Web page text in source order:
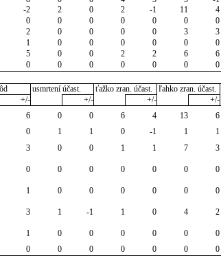
-2 2 0 2 -1 11 4
0 0 0 0 0 0 0
2 0 0 0 0 3 3
1 0 0 0 0 0 0
5 0 0 2 2 6 6
0 0 0 0 0 0 0
usmrtení účast. ťažko zran. účast. ľahko zran. účast.
+/-
+/- +/- +/-
6 0 0 6 4 13 6
0 1 1 0 -1 1 1
3 0 0 1 1 7 3
0 0 0 0 0 0 0
1 0 0 0 0 0 0
3 1 -1 1 0 4 2
1 0 0 0 0 0 0
0 0 0 0 0 0 0